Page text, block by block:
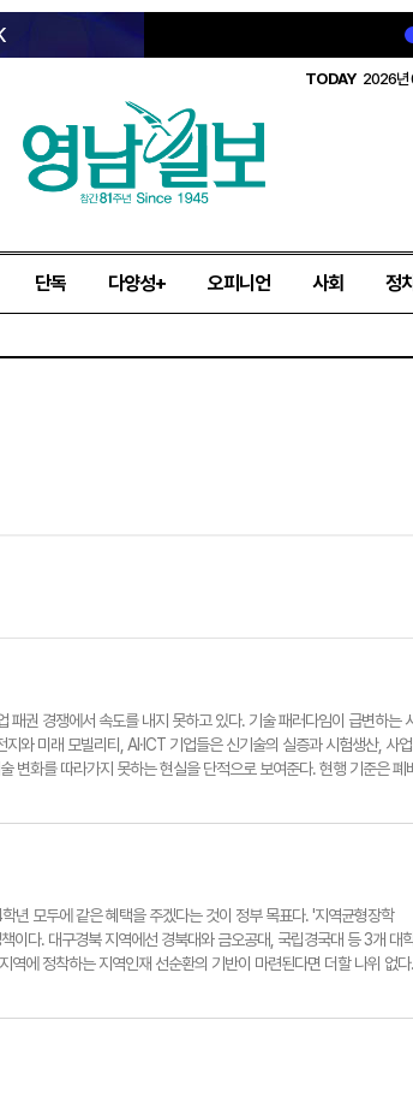
TODAY 2026년
단독 다양성+ 오피니언 사회 정치
권 경쟁에서 속도를 내지 못하고 있다. 기술 패러다임이 급변하는
와 미래 모빌리티, AI·ICT 기업들은 신기술의 실증과 시험생산, 사업
변화를 따라가지 못하는 현실을 단적으로 보여준다. 현행 기준은 폐
를 바탕으로 산업표준 제정까지 성사시켰다. 이러한 규제해소 과정에
부처의 규제 판단과 처리 방식이다. 기업 현장의 애로를 포함한 규
간이 걸린다. 신산업에서 규제 개선의 지연은 단순한 행정 불편을 넘
지 중앙부처에 건의한 규제 개선 과제는 289건에 이른다. 그러나 수
. 물론 모든 건의를 그대로 받아들일 수는 없다. 그러나 기업의 투자
년 모두에 같은 혜택을 주겠다는 것이 정부 목표다. '지역균형장학
이다. 대구경북 지역에선 경북대와 금오공대, 국립경국대 등 3개 대
에 정착하는 지역인재 선순환의 기반이 마련된다면 더할 나위 없다.
리와 기회는 수도권에 집중하다 보니 TK 청년들의 '인서울' 의지를
데 위기의 심각성이 있다. 현실을 직시할 필요가 있다. OECD가 지난